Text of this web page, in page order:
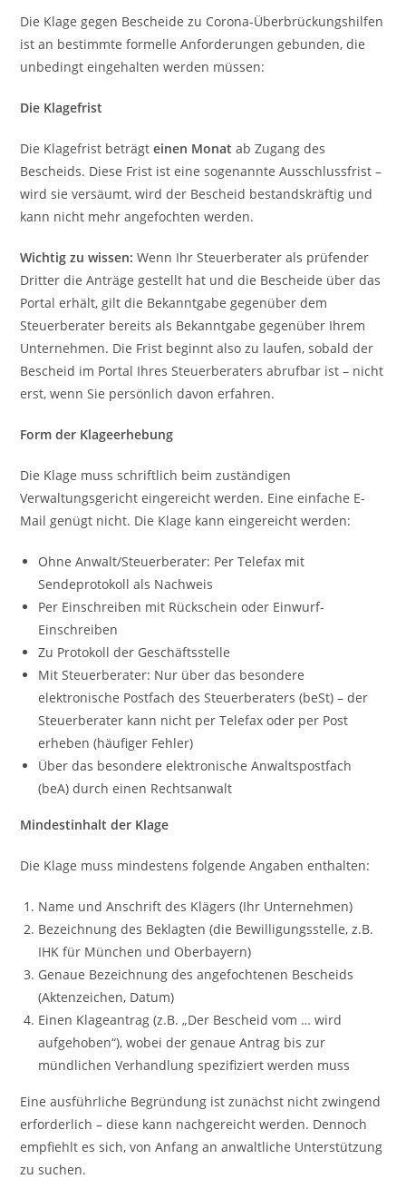
Die Klage gegen Bescheide zu Corona-Überbrückungshilfen
ist an bestimmte formelle Anforderungen gebunden, die
unbedingt eingehalten werden müssen:
Die Klagefrist
Die Klagefrist beträgteinen Monat ab Zugang des
Bescheids. Diese Frist ist eine sogenannte Ausschlussfrist –
wird sie versäumt, wird der Bescheid bestandskräftig und
kann nicht mehr angefochten werden.
Wichtig zu wissen:Wenn Ihr Steuerberater als prüfender
Dritter die Anträge gestellt hat und die Bescheide über das
Portal erhält, gilt die Bekanntgabe gegenüber dem
Steuerberater bereits als Bekanntgabe gegenüber Ihrem
Unternehmen. Die Frist beginnt also zu laufen, sobald der
Bescheid im Portal Ihres Steuerberaters abrufbar ist – nicht
erst, wenn Sie persönlich davon erfahren.
Form der Klageerhebung
Die Klage muss schriftlich beim zuständigen
Verwaltungsgericht eingereicht werden. Eine einfache E-
Mail genügt nicht. Die Klage kann eingereicht werden:
Ohne Anwalt/Steuerberater: Per Telefax mit
Sendeprotokoll als Nachweis
Per Einschreiben mit Rückschein oder Einwurf-
Einschreiben
Zu Protokoll der Geschäftsstelle
Mit Steuerberater: Nur über das besondere
elektronische Postfach des Steuerberaters (beSt) – der
Steuerberater kann nicht per Telefax oder per Post
erheben (häufiger Fehler)
Über das besondere elektronische Anwaltspostfach
(beA) durch einen Rechtsanwalt
Mindestinhalt der Klage
Die Klage muss mindestens folgende Angaben enthalten:
Name und Anschrift des Klägers (Ihr Unternehmen)
Bezeichnung des Beklagten (die Bewilligungsstelle, z.B.
IHK für München und Oberbayern)
Genaue Bezeichnung des angefochtenen Bescheids
(Aktenzeichen, Datum)
Einen Klageantrag (z.B. „Der Bescheid vom … wird
aufgehoben“), wobei der genaue Antrag bis zur
mündlichen Verhandlung spezifiziert werden muss
Eine ausführliche Begründung ist zunächst nicht zwingend
erforderlich – diese kann nachgereicht werden. Dennoch
empfiehlt es sich, von Anfang an anwaltliche Unterstützung
zu suchen.